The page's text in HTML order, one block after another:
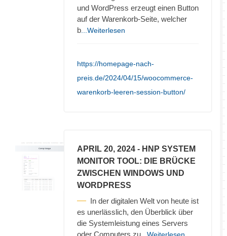
und WordPress erzeugt einen Button
auf der Warenkorb-Seite, welcher
b ...Weiterlesen
https://homepage-nach-
preis.de/2024/04/15/woocommerce-
warenkorb-leeren-session-button/
APRIL 20, 2024 - HNP SYSTEM
MONITOR TOOL: DIE BRÜCKE
ZWISCHEN WINDOWS UND
WORDPRESS
In der digitalen Welt von heute ist
es unerlässlich, den Überblick über
die Systemleistung eines Servers
oder Computers zu ...Weiterlesen